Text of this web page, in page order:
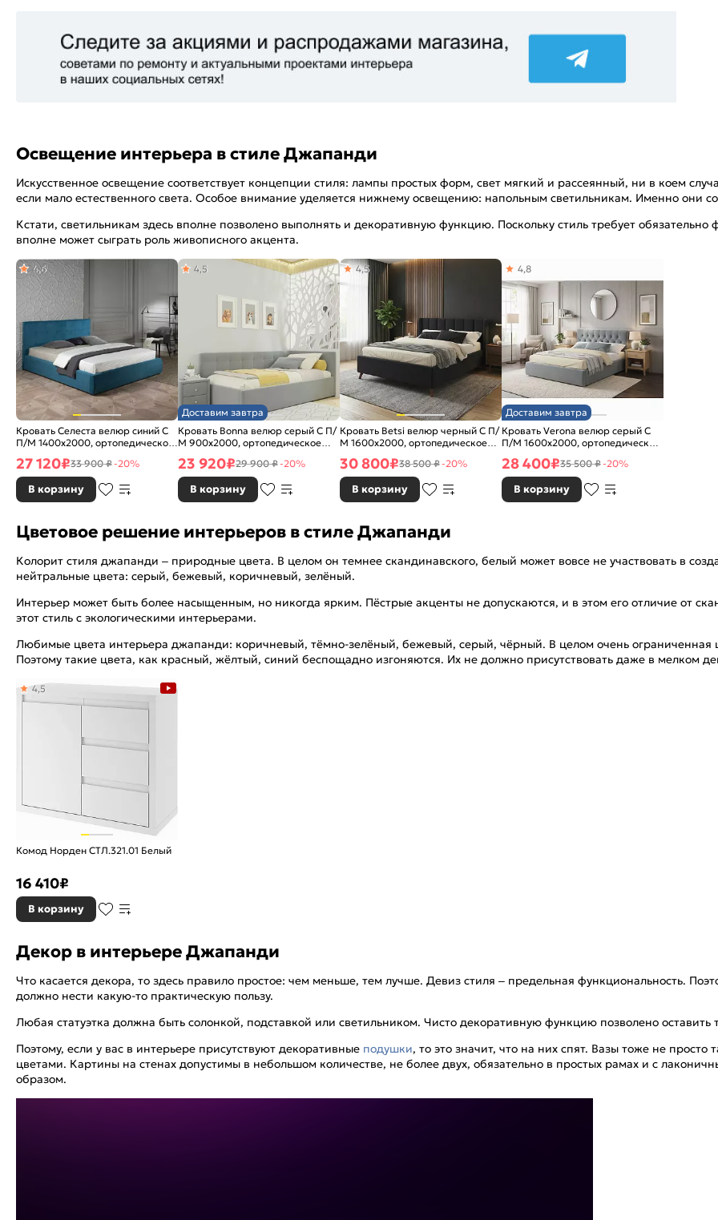
Освещение интерьера в стиле Джапанди
Искусственное освещение соответствует концепции стиля: лампы простых форм, свет мягкий и рассеянный, ни в коем
если мало естественного света. Особое внимание уделяется нижнему освещению: напольным светильникам. Именно они
Кстати, светильникам здесь вполне позволено выполнять и декоративную функцию. Поскольку стиль требует
вполне может сыграть роль живописного акцента.
Кровать Селеста велюр синий С
П/М 1400x2000, ортопедическое
4,6
27 120₽33 900 ₽-20%
В корзину
Доставим завтра
Кровать Bonna велюр серый С П/
М 900x2000, ортопедическое
4,5
23 920₽29 900 ₽-20%
В корзину
Кровать Betsi велюр черный С П/
М 1600x2000, ортопедическое
4,5
30 800₽38 500 ₽-20%
В корзину
Доставим завтра
Кровать Verona велюр серый С
П/М 1600x2000, ортопедическое
4,8
28 400₽35 500 ₽-20%
В корзину
Цветовое решение интерьеров в стиле Джапанди
Колорит стиля джапанди – природные цвета. В целом он темнее скандинавского, белый может вовсе не участвовать в
нейтральные цвета: серый, бежевый, коричневый, зелёный.
Интерьер может быть более насыщенным, но никогда ярким. Пёстрые акценты не допускаются, и в этом его отличие от
этот стиль с экологическими интерьерами.
Любимые цвета интерьера джапанди: коричневый, тёмно-зелёный, бежевый, серый, чёрный. В целом очень ограниченная
Поэтому такие цвета, как красный, жёлтый, синий беспощадно изгоняются. Их не должно присутствовать даже в мелком
Комод Норден СТЛ.321.01 Белый
4,5
16 410₽
В корзину
Декор в интерьере Джапанди
Что касается декора, то здесь правило простое: чем меньше, тем лучше. Девиз стиля – предельная функциональность.
должно нести какую-то практическую пользу.
Любая статуэтка должна быть солонкой, подставкой или светильником. Чисто декоративную функцию позволено оставить
Поэтому, если у вас в интерьере присутствуют декоративные подушки, то это значит, что на них спят. Вазы тоже не
цветами. Картины на стенах допустимы в небольшом количестве, не более двух, обязательно в простых рамах и с
образом.